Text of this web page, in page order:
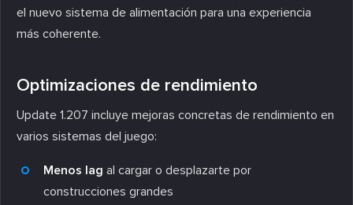
el nuevo sistema de alimentación para una experiencia
más coherente.
Optimizaciones de rendimiento
Update 1.207 incluye mejoras concretas de rendimiento en
varios sistemas del juego:
Menos lag al cargar o desplazarte por
construcciones grandes